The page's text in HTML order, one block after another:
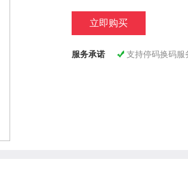
立即购买
服务承诺  支持停码换码服